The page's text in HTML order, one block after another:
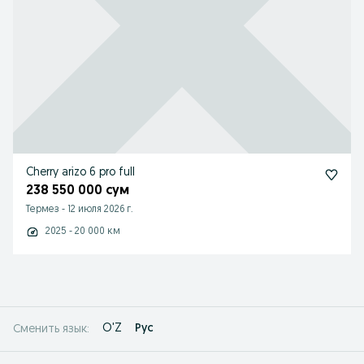
Cherry arizo 6 pro full
238 550 000 сум
Термез - 12 июля 2026 г.
2025 - 20 000 км
Сменить язык: O'Z Рус